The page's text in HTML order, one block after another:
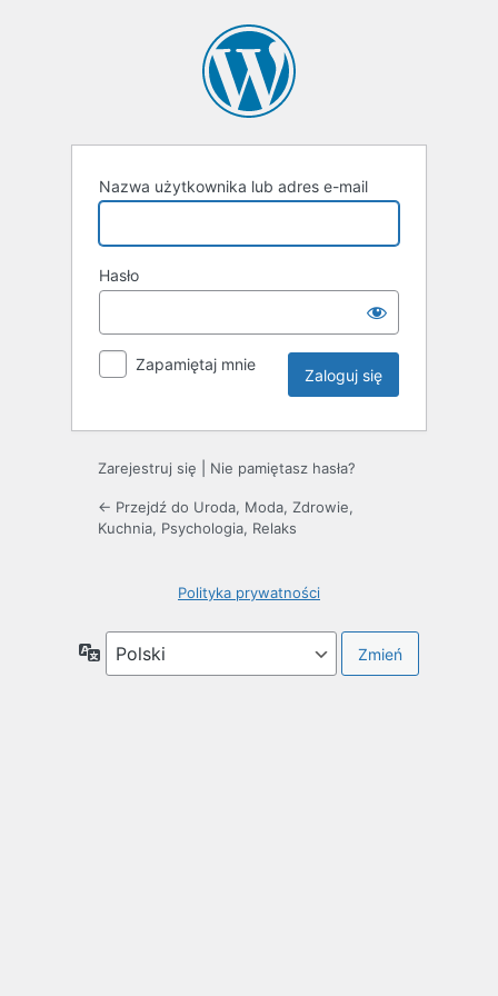
Nazwa użytkownika lub adres e-mail
Hasło
Zapamiętaj mnie
Zarejestruj się Nie pamiętasz hasła?
← Przejdź do Uroda, Moda, Zdrowie,
Kuchnia, Psychologia, Relaks
Polityka prywatności
Język